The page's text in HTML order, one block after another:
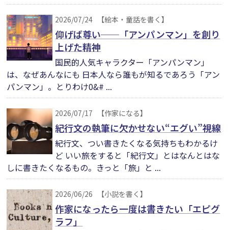
2026/07/24 【絵本・童話を書く】
仰げば尊い──「アンパンマン」を創り
上げた精神
国民的人気キャラクター「アンパンマン」
は、なぜあんなにも 日本人なら誰もが知るであろう「アン
パンマン」。とりわけ0&# ...
2026/07/17 【作家になる】
紀行文の執筆に欠かせない“エグい”視線
紀行文、つい書きたくなる気持ちもわかるけ
ど いい旅をすると「紀行文」とはなんとはな
しに書きたくなるもの。きっと「旅」と ...
2026/06/26 【小説を書く】
作家になったら一度は書きたい「エピグ
ラフ」